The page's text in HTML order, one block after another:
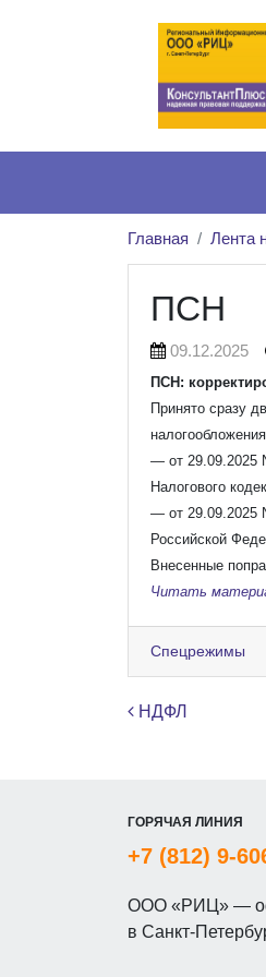
Главная Лента
ПСН
09.12.2025
ПСН:
Принято сразу
— от 29.09.2025
Налогового
— от 29.09.2025
Российской
Внесенные
Читать
Спецрежимы
НДФЛ
ГОРЯЧАЯ ЛИНИЯ
+7 (812) 9-
ООО «РИЦ» —
в Санкт-